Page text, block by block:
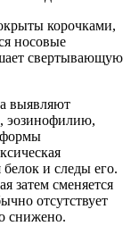
корочками,
носовые
свертывающую
выявляют
эозинофилию,
формы
и следы его.
затем сменяется
отсутствует
снижено.